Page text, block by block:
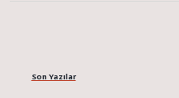
Son Yazılar